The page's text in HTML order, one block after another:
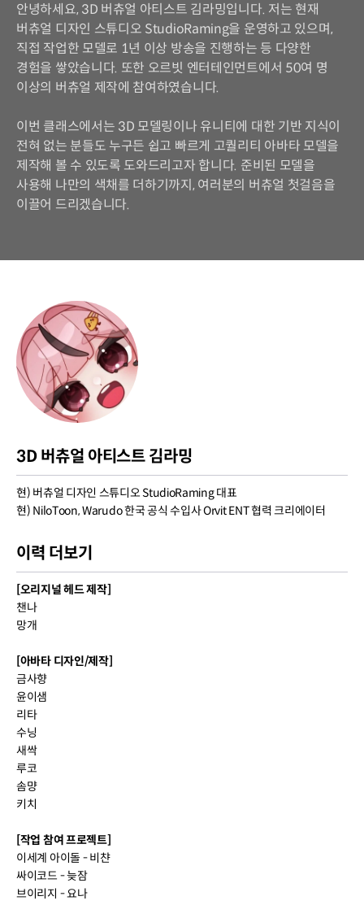
안녕하세요, 3D 버츄얼 아티스트 김라밍입니다. 저는 현재
버츄얼 디자인 스튜디오 StudioRaming을 운영하고 있으며,
직접 작업한 모델로 1년 이상 방송을 진행하는 등 다양한
경험을 쌓았습니다. 또한 오르빗 엔터테인먼트에서 50여 명
이상의 버츄얼 제작에 참여하였습니다.
이번 클래스에서는 3D 모델링이나 유니티에 대한 기반 지식이
전혀 없는 분들도 누구든 쉽고 빠르게 고퀄리티 아바타 모델을
제작해 볼 수 있도록 도와드리고자 합니다. 준비된 모델을
사용해 나만의 색채를 더하기까지, 여러분의 버츄얼 첫걸음을
이끌어 드리겠습니다.
3D 버츄얼 아티스트 김라밍
현) 버츄얼 디자인 스튜디오 StudioRaming 대표
현) NiloToon, Warudo 한국 공식 수입사 Orvit ENT 협력 크리에이터
이력 더보기
[오리지널 헤드 제작]
챈나
망개
[아바타 디자인/제작]
금사향
윤이샘
리타
수닝
새싹
루코
솜먕
키치
[작업 참여 프로젝트]
이세계 아이돌 - 비챤
싸이코드 - 늦잠
브이리지 - 요나